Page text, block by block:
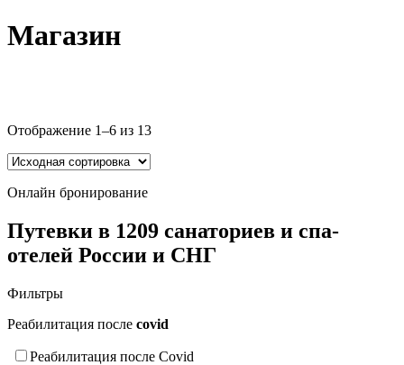
Магазин
Страна
Регион
Месторасположение
Инфраструктура
Профиль лечения
Система питания
Отдых с детьми
Бассейны
Путешествую с CASHBACK
Отображение 1–6 из 13
Онлайн бронирование
Путевки в 1209 санаториев и спа-
отелей России и СНГ
Фильтры
Реабилитация после covid
Реабилитация после Covid